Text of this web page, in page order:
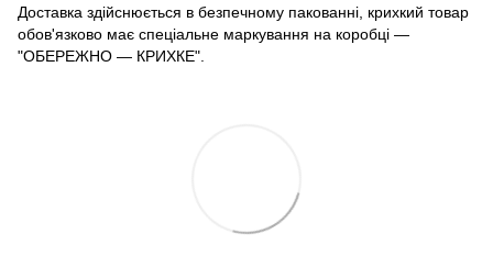
Доставка здійснюється в безпечному пакованні, крихкий товар
обов'язково має спеціальне маркування на коробці —
"ОБЕРЕЖНО — КРИХКЕ".